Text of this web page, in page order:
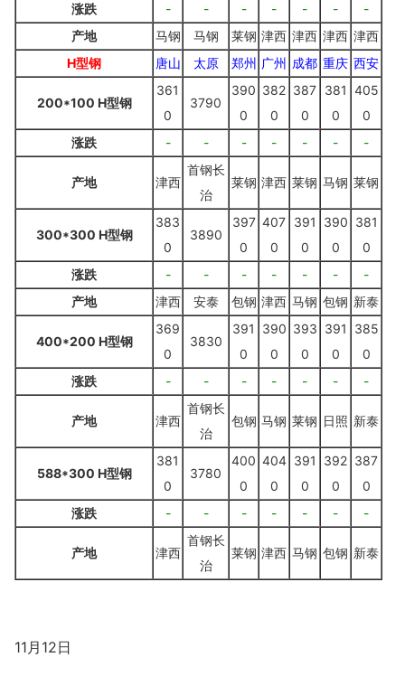
涨跌
- - - - - -
-
产地
马钢 马钢 莱钢 津西 津西 津西 津西
H型钢
唐山 太原 郑州 广州 成都 重庆 西安
200*100 H型钢
361
0
3790
390
0
382
0
387
0
381
0
405
0
涨跌
- - - - - - -
产地 津西
首钢长
治
莱钢 津西 莱钢 马钢 莱钢
300*300 H型钢
383
0
3890
397
0
407
0
391
0
390
0
381
0
涨跌
- - - - - -
-
产地
津西 安泰 包钢 津西 马钢 包钢 新泰
400*200 H型钢
369
0
3830
391
0
390
0
393
0
391
0
385
0
涨跌
- - - - - - -
产地 津西
首钢长
治
包钢 马钢 莱钢 日照 新泰
588*300 H型钢
381
0
3780
400
0
404
0
391
0
392
0
387
0
涨跌
- - - - - - -
产地 津西
首钢长
治
莱钢 津西 马钢 包钢 新泰
11月12日